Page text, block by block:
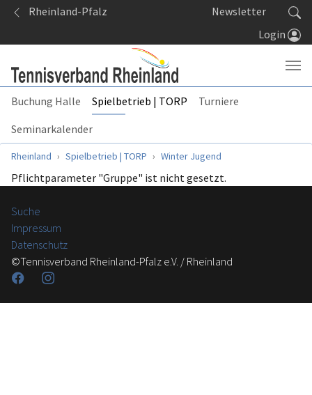
Springe zum Seiteninhalt
Rheinland-Pfalz
Newsletter
Login
Buchung Halle Spielbetrieb | TORP
Turniere
Seminarkalender
Sie sind hier:
Rheinland Spielbetrieb | TORP Winter Jugend
Pflichtparameter "Gruppe" ist nicht gesetzt.
Suche
Impressum
Datenschutz
©Tennisverband Rheinland-Pfalz e.V. / Rheinland
FacebookInstagram